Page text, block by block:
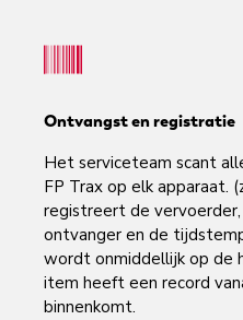
Ontvangst en registratie
Het serviceteam scant
FP Trax op elk apparaat.
registreert de
ontvanger en de
wordt onmiddellijk op de
item heeft een record
binnenkomt.